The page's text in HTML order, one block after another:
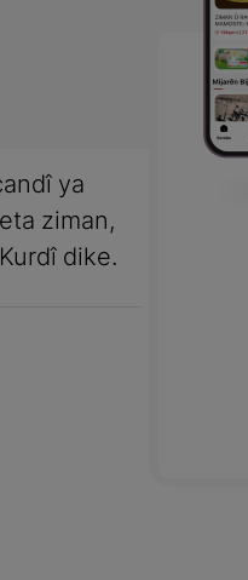
ya
ziman,
dike.